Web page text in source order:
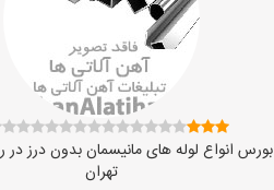
بورس انواع لوله های مانیسمان بدون درز
تهران